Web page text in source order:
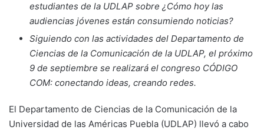
estudiantes de la UDLAP sobre ¿Cómo hoy las
audiencias jóvenes están consumiendo noticias?
Siguiendo con las actividades del Departamento de
Ciencias de la Comunicación de la UDLAP, el próximo
9 de septiembre se realizará el congreso CÓDIGO
COM: conectando ideas, creando redes.
El Departamento de Ciencias de la Comunicación de la
Universidad de las Américas Puebla (UDLAP) llevó a cabo